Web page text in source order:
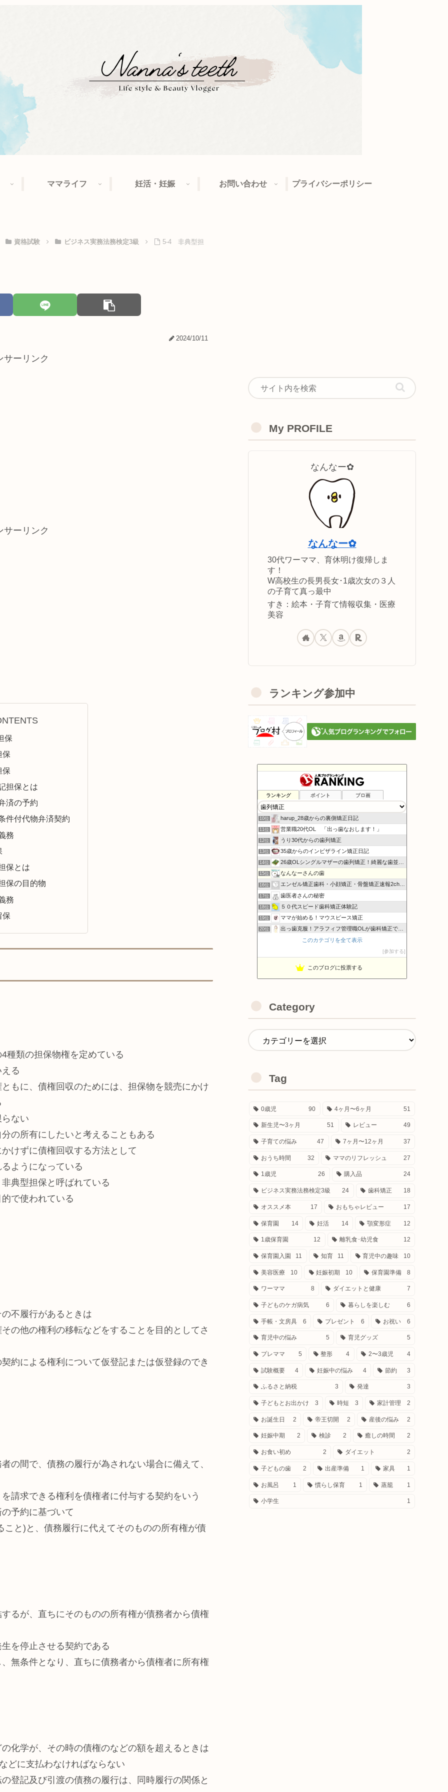
ママライフ 妊活・妊娠 お問い合わせ プライバシーポリシー
資格試験 ビジネス実務法務検定3級 5-4 非典型担
2024/10/11
サーリンク
サーリンク
保
担保とは
済の予約
件付代物弁済契約
務
保とは
保の目的物
務
種類の担保物権を定めている
る
もに、債権回収のためには、担保物を競売にかけ
ない
の所有にしたいと考えることもある
けずに債権回収する方法として
ようになっている
典型担保と呼ばれている
で使われている
不履行があるときは
の他の権利の移転などをすることを目的としてさ
約による権利について仮登記または仮登録のでき
の間で、債務の履行が為されない場合に備えて、
請求できる権利を債権者に付与する契約をいう
予約に基づいて
と)と、債務履行に代えてそのものの所有権が債
るが、直ちにそのものの所有権が債務者から債権
を停止させる契約である
無条件となり、直ちに債務者から債権者に所有権
化学が、その時の債権のなどの額を超えるときは
どに支払わなければならない
登記及び引渡の債務の履行は、同時履行の関係と
My PROFILE
なんなー✿
なんなー✿
30代ワーママ、育休明け復帰しま
す！
W高校生の長男長女･1歳次女の３人
の子育て真っ最中
すき：絵本・子育て情報収集・医療
美容
ランキング参加中
ランキング ポイント ブロ画
アラサー男子の歯列矯正コラム
9位 上下八重歯とおさらば日記〜24歳からの歯列矯正〜
10位 harup_28歳からの裏側矯正日記
11位 営業職20代OL 「出っ歯なおします！」
12位 うり30代からの歯列矯正
13位 35歳からのインビザライン矯正日記
14位 26歳OLシングルマザーの歯列矯正！綺麗な歯並びになる!
15位 なんなーさんの歯
16位 エンゼル矯正歯科・小顔矯正・骨盤矯正速報2chまとめ
17位 歯医者さんの秘密
18位 ５０代スピード歯科矯正体験記
19位 ママが始める！マウスピース矯正
20位 出っ歯克服！アラフィフ管理職OLが歯科矯正で自信を取り戻す
アラフォーの歯列矯正
このカテゴリを全て表示
参加する
このブログに投票する
Category
Tag
0歳児 90 4ヶ月〜6ヶ月 51
新生児〜3ヶ月 51 レビュー 49
子育ての悩み 47 7ヶ月〜12ヶ月 37
おうち時間 32 ママのリフレッシュ 27
1歳児 26 購入品 24
ビジネス実務法務検定3級 24 歯科矯正 18
オススメ本 17 おもちゃレビュー 17
保育園 14 妊活 14 顎変形症 12
1歳保育園 12 離乳食･幼児食 12
保育園入園 11 知育 11 育児中の趣味 10
美容医療 10 妊娠初期 10 保育園準備 8
ワーママ 8 ダイエットと健康 7
子どものケガ病気 6 暮らしを楽しむ 6
手帳・文房具 6 プレゼント 6 お祝い 6
育児中の悩み 5 育児グッズ 5
プレママ 5 整形 4 2〜3歳児 4
試験概要 4 妊娠中の悩み 4 節約 3
ふるさと納税 3 発達 3
子どもとお出かけ 3 時短 3 家計管理 2
お誕生日 2 帝王切開 2 産後の悩み 2
妊娠中期 2 検診 2 癒しの時間 2
お食い初め 2 ダイエット 2
子どもの歯 2 出産準備 1 家具 1
お風呂 1 慣らし保育 1 蒸籠 1
小学生 1